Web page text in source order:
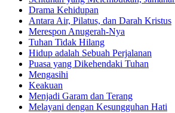
Drama Kehidupan
Antara Air, Pilatus, dan Darah Kristus
Merespon Anugerah-Nya
Tuhan Tidak Hilang
Hidup adalah Sebuah Perjalanan
Puasa yang Dikehendaki Tuhan
Mengasihi
Keakuan
Menjadi Garam dan Terang
Melayani dengan Kesungguhan Hati